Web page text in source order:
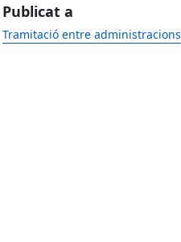
Publicat a
Tramitació entre administracions